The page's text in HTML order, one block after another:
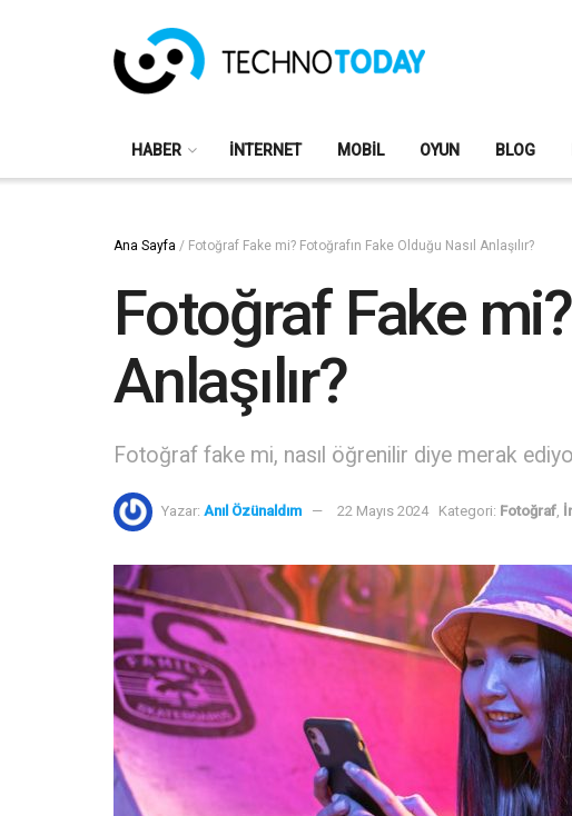
HABER İNTERNET MOBIL OYUN BLOG
Ana Sayfa / Fotoğraf Fake mi? Fotoğrafın Fake Olduğu Nasıl Anlaşılır?
Fotoğraf Fake
Anlaşılır?
Fotoğraf fake mi, nasıl öğrenilir diye merak
Yazar: Anıl Özünaldım 22 Mayıs 2024 Kategori: Fotoğraf,